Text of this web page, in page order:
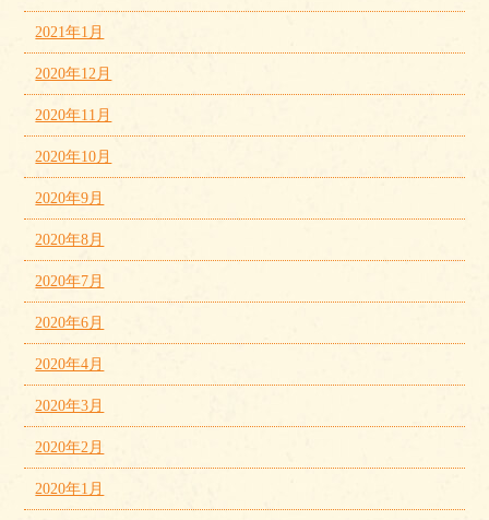
2021年1月
2020年12月
2020年11月
2020年10月
2020年9月
2020年8月
2020年7月
2020年6月
2020年4月
2020年3月
2020年2月
2020年1月